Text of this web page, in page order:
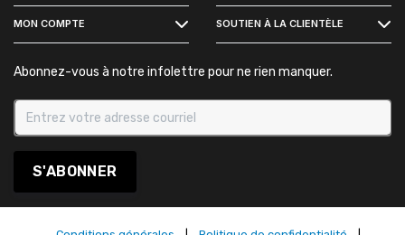
MON COMPTE SOUTIEN À LA CLIENTÈLE
Abonnez-vous à notre infolettre pour ne rien manquer.
S'ABONNER